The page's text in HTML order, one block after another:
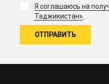
Я соглашаюсь на
Таджикистан».